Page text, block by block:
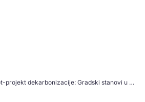
Pilot-projekt dekarbonizacije: Gradski stanovi u Beču postaju energetski učinkoviti bez plina